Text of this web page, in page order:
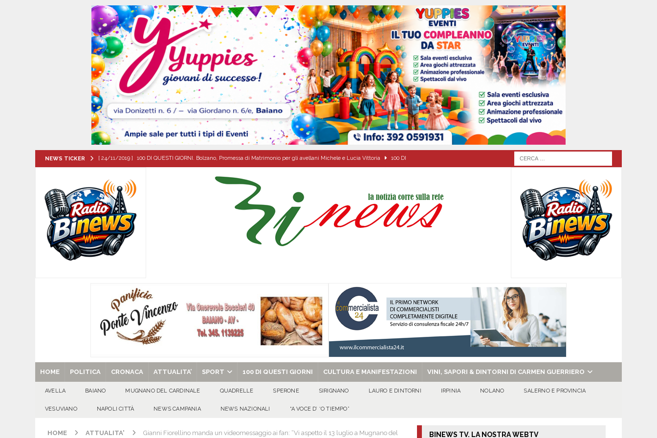
NEWS TICKER [ 24/11/2019 ] 100 DI QUESTI GIORNI. Bolzano, Promessa di Matrimonio per gli avellani Michele e Lucia Vittoria 100 DI
[ 06/08/2026 ] ‘O PRUVERBIO D’ ‘O JUORNO. Giovedì 6 agosto 2026 ALMANACCO
[ 06/08/2026 ] ALMANACCO DEL GIORNO. Giovedí, 6 Agosto 2026 ALMANACCO
[ 06/08/2026 ] SANT’Oggi. Giovedì 6 agosto si celebra la Trasfigurazione del Signore e sant’Ormisda EVIDENZA
[ 05/08/2026 ] Taurano, il Centro Estivo Comunale si chiude con una serata di emozioni e il primo campeggio nel Convento di
San Giovanni del Palco
[ 29/08/2025 ] SANT’Oggi. Venerdì 29 agosto la chiesa celebra il Martirio di san Giovanni Battista e santa Sabina
HOME POLITICA CRONACA ATTUALITA’ SPORT 100 DI QUESTI GIORNI CULTURA E MANIFESTAZIONI VINI, SAPORI & DINTORNI DI CARMEN GUERRIERO
AVELLA BAIANO MUGNANO DEL CARDINALE QUADRELLE SPERONE SIRIGNANO LAURO E DINTORNI IRPINIA NOLANO SALERNO E PROVINCIA
VESUVIANO NAPOLI CITTÀ NEWS CAMPANIA NEWS NAZIONALI “A VOCE D’ ‘O TIEMPO”
HOME ATTUALITA' Gianni Fiorellino manda un videomessaggio ai fan: “Vi aspetto il 13 luglio a Mugnano del BINEWS TV. LA NOSTRA WEBTV